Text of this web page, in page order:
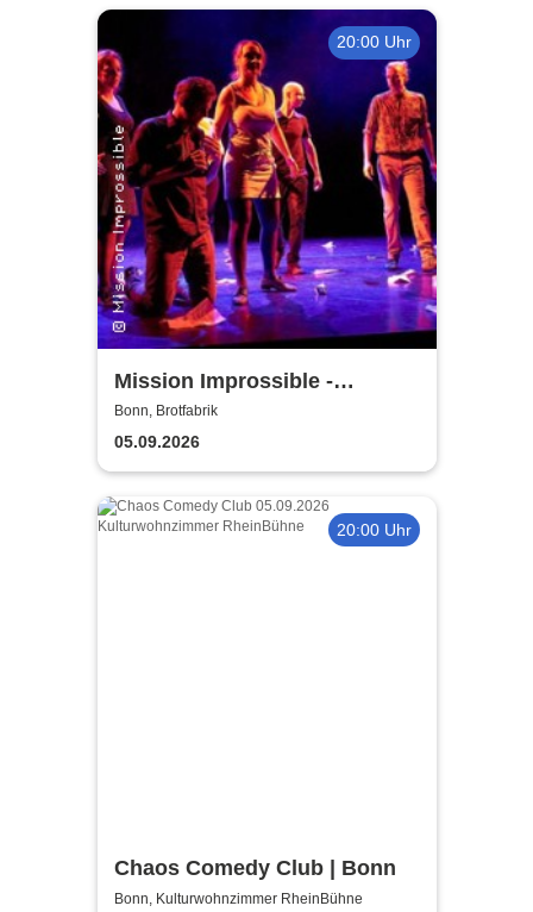
20:00 Uhr
Mission Improssible -
Improtheater made in Bonn
Bonn, Brotfabrik
05.09.2026
20:00 Uhr
Chaos Comedy Club | Bonn
Bonn, Kulturwohnzimmer RheinBühne